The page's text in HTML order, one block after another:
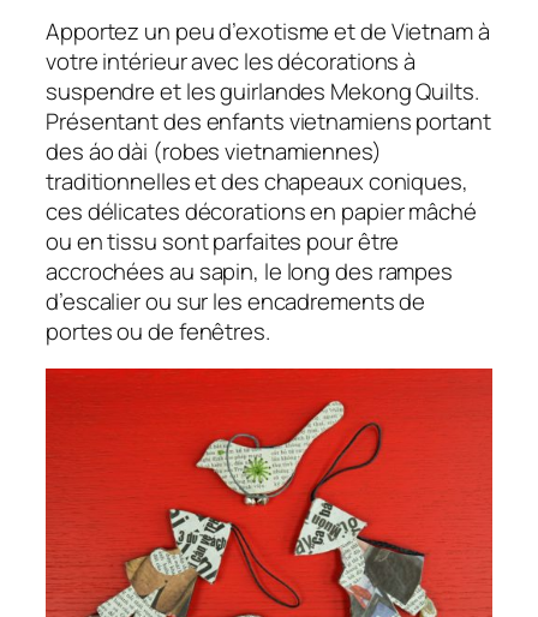
Apportez un peu d’exotisme et de Vietnam à
votre intérieur avec les décorations à
suspendre et les guirlandes Mekong Quilts.
Présentant des enfants vietnamiens portant
des áo dài (robes vietnamiennes)
traditionnelles et des chapeaux coniques,
ces délicates décorations en papier mâché
ou en tissu sont parfaites pour être
accrochées au sapin, le long des rampes
d’escalier ou sur les encadrements de
portes ou de fenêtres.